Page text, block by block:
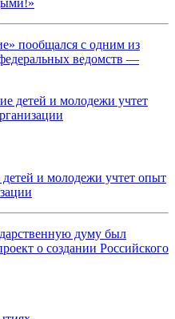
пообщался с одним из
ведомств —
и молодежи учтет опыт
думу был
о создании Российского